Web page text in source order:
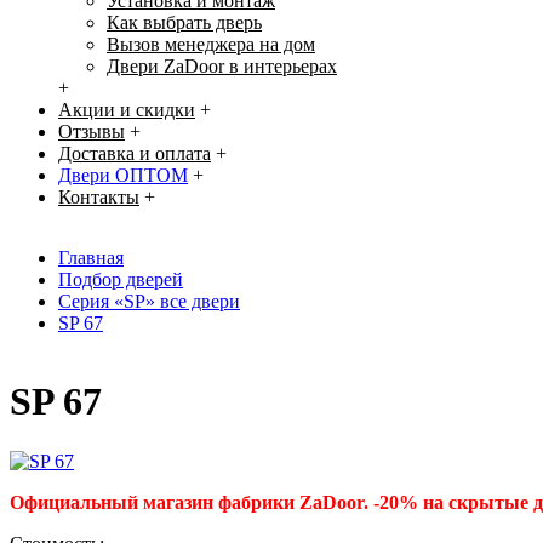
Как выбрать дверь
Вызов менеджера на дом
Двери ZaDoor в интерьерах
+
Акции и скидки +
Отзывы +
Доставка и оплата +
Двери ОПТОМ +
Контакты +
Главная
Подбор дверей
Серия «SP» все двери
SP 67
SP 67
Официальный магазин фабрики ZaDoor. -20% на скрытые